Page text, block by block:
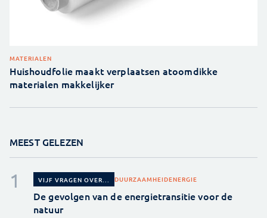
MATERIALEN
Huishoudfolie maakt verplaatsen atoomdikke
materialen makkelijker
MEEST GELEZEN
VIJF VRAGEN OVER... DUURZAAMHEIDENERGIE
De gevolgen van de energietransitie voor de
natuur